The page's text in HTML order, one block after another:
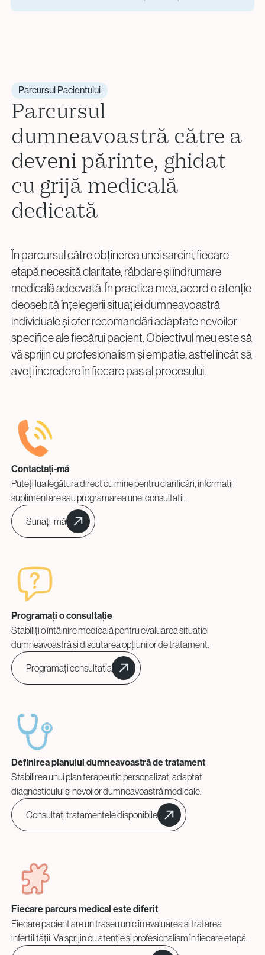
criobanca noastră, unde condițiile sunt menținute
Parcursul Pacientului
Parcursul
dumneavoastră către a
deveni părinte, ghidat
cu grijă medicală
dedicată
În parcursul către obținerea unei sarcini, fiecare
etapă necesită claritate, răbdare și îndrumare
medicală adecvată. În practica mea, acord o atenție
deosebită înțelegerii situației dumneavoastră
individuale și ofer recomandări adaptate nevoilor
specifice ale fiecărui pacient. Obiectivul meu este să
vă sprijin cu profesionalism și empatie, astfel încât să
aveți încredere în fiecare pas al procesului.
Contactați-mă
Puteți lua legătura direct cu mine pentru clarificări, informații
suplimentare sau programarea unei consultații.
Sunați-mă
Programați o consultație
Stabiliți o întâlnire medicală pentru evaluarea situației
dumneavoastră și discutarea opțiunilor de tratament.
Programați consultația
Definirea planului dumneavoastră de tratament
Stabilirea unui plan terapeutic personalizat, adaptat
diagnosticului și nevoilor dumneavoastră medicale.
Consultați tratamentele disponibile
Fiecare parcurs medical este diferit
Fiecare pacient are un traseu unic în evaluarea și tratarea
infertilității. Vă sprijin cu atenție și profesionalism în fiecare etapă.